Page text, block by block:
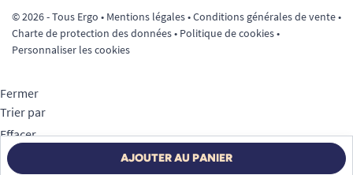
© 2026 - Tous Ergo • Mentions légales•Conditions générales de vente•
Charte de protection des données• Politique de cookies•
Personnaliser les cookies
AJOUTER AU PANIER
Fermer
Trier par
Effacer
Appliquer
Filtrer